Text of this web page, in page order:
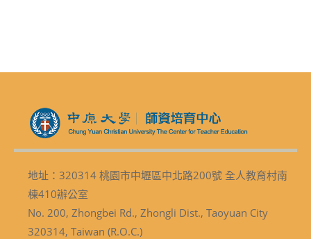
地址：320314 桃園市中壢區中北路200號 全人教育村南
棟410辦公室
No. 200, Zhongbei Rd., Zhongli Dist., Taoyuan City
320314, Taiwan (R.O.C.)